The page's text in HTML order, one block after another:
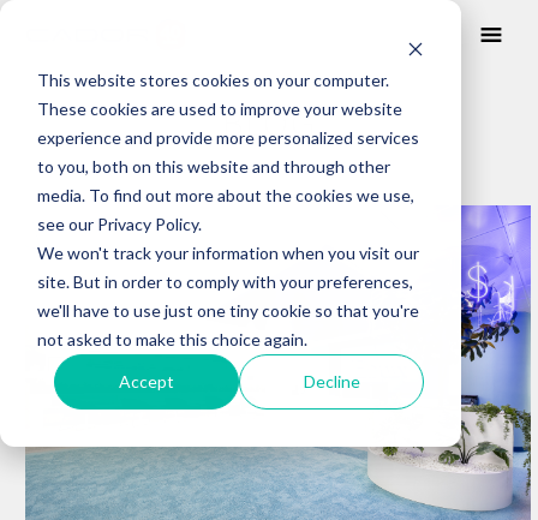
This website stores cookies on your computer.
These cookies are used to improve your website
experience and provide more personalized services
to you, both on this website and through other
media. To find out more about the cookies we use,
see our Privacy Policy.
We won't track your information when you visit our
site. But in order to comply with your preferences,
we'll have to use just one tiny cookie so that you're
not asked to make this choice again.
Accept Decline
BLOG
Posts about
Espacios abiertos